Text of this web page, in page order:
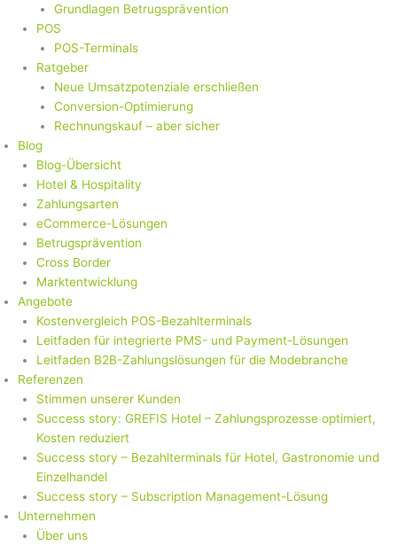
Grundlagen Betrugsprävention
POS
POS-Terminals
Ratgeber
Neue Umsatzpotenziale erschließen
Conversion-Optimierung
Rechnungskauf – aber sicher
Blog
Blog-Übersicht
Hotel & Hospitality
Zahlungsarten
eCommerce-Lösungen
Betrugsprävention
Cross Border
Marktentwicklung
Angebote
Kostenvergleich POS-Bezahlterminals
Leitfaden für integrierte PMS- und Payment-Lösungen
Leitfaden B2B-Zahlungslösungen für die Modebranche
Referenzen
Stimmen unserer Kunden
Success story: GREFIS Hotel – Zahlungsprozesse optimiert,
Kosten reduziert
Success story – Bezahlterminals für Hotel, Gastronomie und
Einzelhandel
Success story – Subscription Management-Lösung
Unternehmen
Über uns